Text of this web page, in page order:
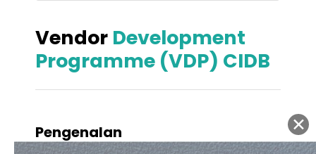
Vendor Development
Programme (VDP) CIDB
Pengenalan